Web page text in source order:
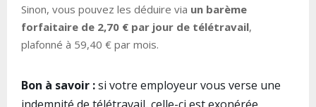
Sinon, vous pouvez les déduire via un barème
forfaitaire de 2,70 € par jour de télétravail,
plafonné à 59,40 € par mois.
Bon à savoir :si votre employeur vous verse une